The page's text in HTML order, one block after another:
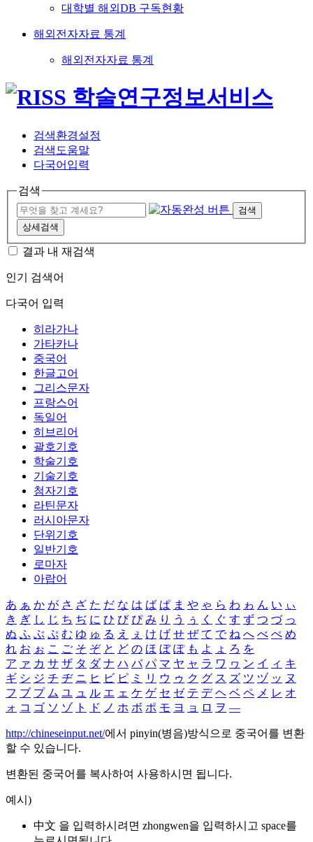
대학별 해외DB 구독현황
해외전자자료 통계
해외전자자료 통계
검색환경설정
검색도움말
다국어입력
검색
검색
상세검색
결과 내 재검색
인기 검색어
다국어 입력
히라가나
가타카나
중국어
한글고어
그리스문자
프랑스어
독일어
히브리어
괄호기호
학술기호
기술기호
첨자기호
라틴문자
러시아문자
단위기호
일반기호
로마자
아랍어
あ ぁ か が さ ざ た だ な は ば ぱ ま や ゃ ら わ ゎ ん い ぃ
き ぎ し じ ち ぢ に ひ び ぴ み り う ぅ く ぐ す ず つ づ っ
ぬ ふ ぶ ぷ む ゆ ゅ る え ぇ け げ せ ぜ て で ね へ べ ぺ め
れ お ぉ こ ご そ ぞ と ど の ほ ぼ ぽ も よ ょ ろ を
ア ァ カ サ ザ タ ダ ナ ハ バ パ マ ヤ ャ ラ ワ ヮ ン イ ィ キ
ギ シ ジ チ ヂ ニ ヒ ビ ピ ミ リ ウ ゥ ク グ ス ズ ツ ヅ ッ ヌ
フ ブ プ ム ユ ュ ル エ ェ ケ ゲ セ ゼ テ デ ヘ ベ ペ メ レ オ
ォ コ ゴ ソ ゾ ト ド ノ ホ ボ ポ モ ヨ ョ ロ ヲ ―
http://chineseinput.net/에서 pinyin(병음)방식으로 중국어를 변환
할 수 있습니다.
변환된 중국어를 복사하여 사용하시면 됩니다.
예시)
中文 을 입력하시려면 zhongwen을 입력하시고 space를